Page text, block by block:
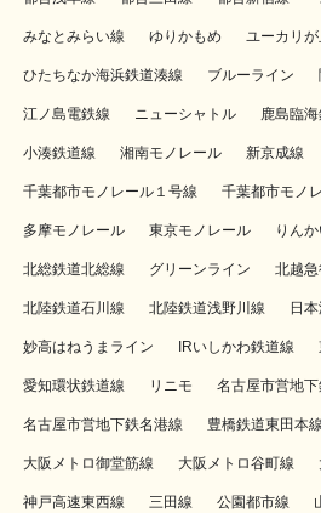
みなとみらい線 ゆりかもめ ユーカリが
ひたちなか海浜鉄道湊線 ブルーライン
江ノ島電鉄線 ニューシャトル 鹿島臨
小湊鉄道線 湘南モノレール 新京成線
千葉都市モノレール１号線 千葉都市モノ
多摩モノレール 東京モノレール りん
北総鉄道北総線 グリーンライン 北越
北陸鉄道石川線 北陸鉄道浅野川線 日
妙高はねうまライン IRいしかわ鉄道線
愛知環状鉄道線 リニモ 名古屋市営地
名古屋市営地下鉄名港線 豊橋鉄道東田本線
大阪メトロ御堂筋線 大阪メトロ谷町線
神戸高速東西線 三田線 公園都市線